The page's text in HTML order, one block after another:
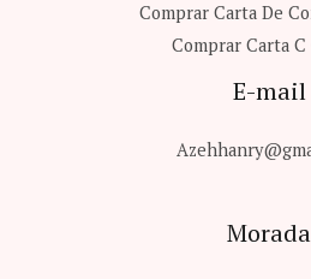
Comprar Carta De
Comprar Carta
E-mail
Morada